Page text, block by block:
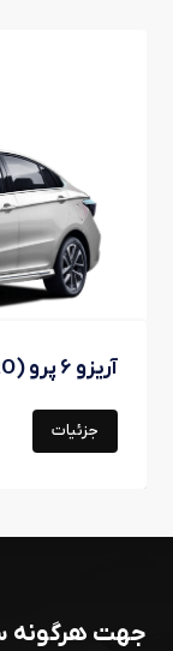
آریزو ۶ پرو (Z6 PRO) - قیمت و شرایط خرید
جزئیات
جهت هرگونه